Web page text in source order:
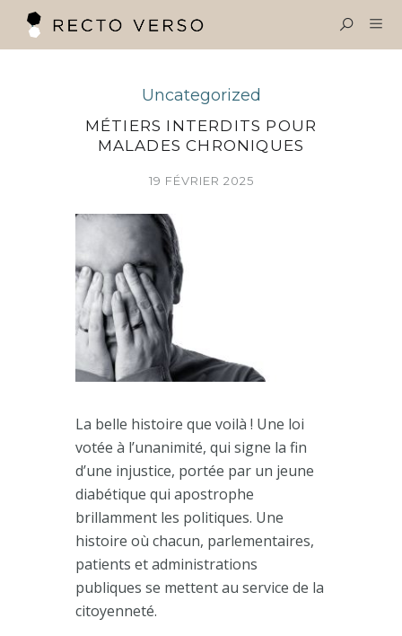
RECTO VERSO
LE BLOG SANTÉ
CONTACT
Uncategorized
MÉTIERS INTERDITS POUR
MALADES CHRONIQUES
19 FÉVRIER 2025
La belle histoire que voilà ! Une loi
votée à l’unanimité, qui signe la fin
d’une injustice, portée par un jeune
diabétique qui apostrophe
brillamment les politiques. Une
histoire où chacun, parlementaires,
patients et administrations
publiques se mettent au service de la
citoyenneté.